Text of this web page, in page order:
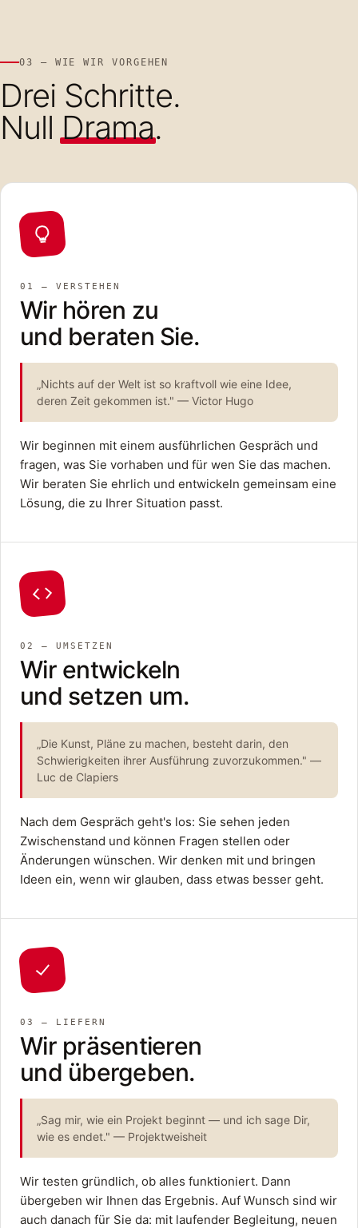
03 — WIE WIR VORGEHEN
Drei Schritte.
NullDrama.
01 — VERSTEHEN
Wir hören zu
und beraten Sie.
„Nichts auf der Welt ist so kraftvoll wie eine Idee,
deren Zeit gekommen ist." — Victor Hugo
Wir beginnen mit einem ausführlichen Gespräch und
fragen, was Sie vorhaben und für wen Sie das machen.
Wir beraten Sie ehrlich und entwickeln gemeinsam eine
Lösung, die zu Ihrer Situation passt.
02 — UMSETZEN
Wir entwickeln
und setzen um.
„Die Kunst, Pläne zu machen, besteht darin, den
Schwierigkeiten ihrer Ausführung zuvorzukommen." —
Luc de Clapiers
Nach dem Gespräch geht's los: Sie sehen jeden
Zwischenstand und können Fragen stellen oder
Änderungen wünschen. Wir denken mit und bringen
Ideen ein, wenn wir glauben, dass etwas besser geht.
03 — LIEFERN
Wir präsentieren
und übergeben.
„Sag mir, wie ein Projekt beginnt — und ich sage Dir,
wie es endet." — Projektweisheit
Wir testen gründlich, ob alles funktioniert. Dann
übergeben wir Ihnen das Ergebnis. Auf Wunsch sind wir
auch danach für Sie da: mit laufender Begleitung, neuen